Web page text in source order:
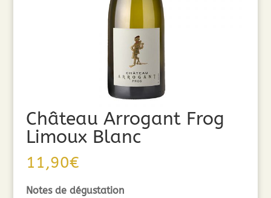
Château Arrogant Frog
Limoux Blanc
11,90€
Notes de dégustation